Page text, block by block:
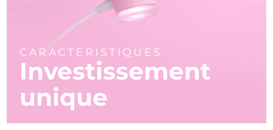
CARACTÉRISTIQUES
Investissement
unique